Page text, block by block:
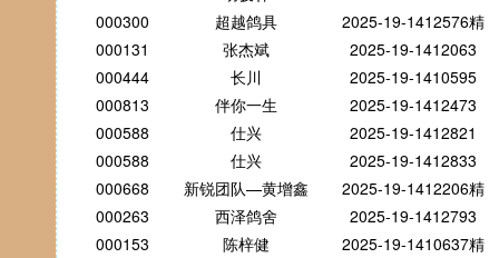
000300
超越鸽具
2025-19-1412576精
000131
张杰斌
2025-19-1412063
000444
长川
2025-19-1410595
000813
伴你一生
2025-19-1412473
000588
仕兴
2025-19-1412821
000588
仕兴
2025-19-1412833
000668
新锐团队—黄增鑫
2025-19-1412206精
000263
西泽鸽舍
2025-19-1412793
000153
陈梓健
2025-19-1410637精